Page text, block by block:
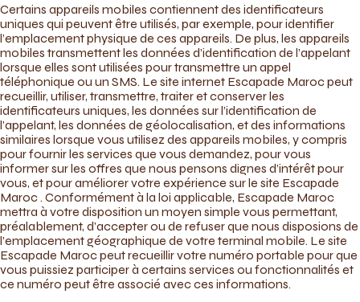
Certains appareils mobiles contiennent des identificateurs
uniques qui peuvent être utilisés, par exemple, pour identifier
l’emplacement physique de ces appareils. De plus, les appareils
mobiles transmettent les données d’identification de l’appelant
lorsque elles sont utilisées pour transmettre un appel
téléphonique ou un SMS. Le site internet Escapade Maroc peut
recueillir, utiliser, transmettre, traiter et conserver les
identificateurs uniques, les données sur l’identification de
l’appelant, les données de géolocalisation, et des informations
similaires lorsque vous utilisez des appareils mobiles, y compris
pour fournir les services que vous demandez, pour vous
informer sur les offres que nous pensons dignes d’intérêt pour
vous, et pour améliorer votre expérience sur le site Escapade
Maroc . Conformément à la loi applicable, Escapade Maroc
mettra à votre disposition un moyen simple vous permettant,
préalablement, d’accepter ou de refuser que nous disposions de
l’emplacement géographique de votre terminal mobile. Le site
Escapade Maroc peut recueillir votre numéro portable pour que
vous puissiez participer à certains services ou fonctionnalités et
ce numéro peut être associé avec ces informations.